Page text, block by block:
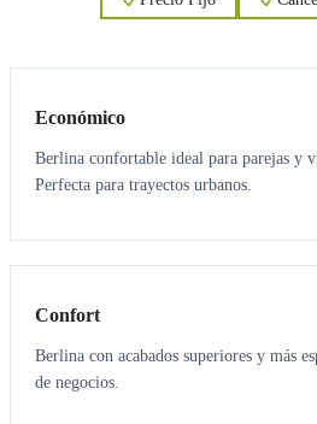
Económico
Berlina confortable ideal para parejas y
Perfecta para trayectos urbanos.
3 3
Confort
Berlina con acabados superiores y más
de negocios.